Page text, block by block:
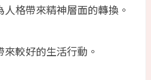
格帶來精神層面的轉換。
較好的生活行動。